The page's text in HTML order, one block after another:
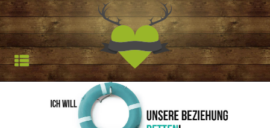
Jagdfieber |
HOCHSTAND
STARTSEITE
TROPHÄEN
REFERENZEN